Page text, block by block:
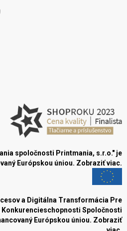
spoločnosti Printmania, s.r.o." je
Európskou úniou. Zobraziť viac.
a Digitálna Transformácia Pre
Konkurencieschopnosti Spoločnosti
Európskou úniou. Zobraziť